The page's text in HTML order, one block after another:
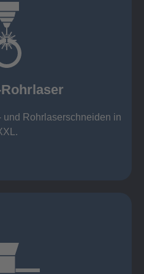
und Rohrlaserschneiden in
x 300 mm
15 mm (oxidfrei)
(oxidfrei)